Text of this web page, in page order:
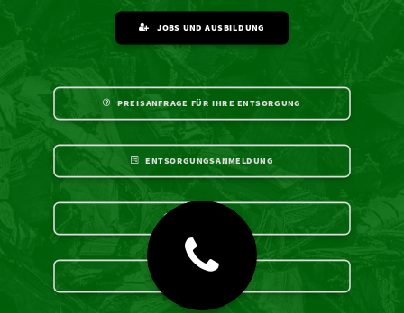
JOBS UND AUSBILDUNG
PREISANFRAGE FÜR IHRE ENTSORGUNG
ENTSORGUNGSANMELDUNG
ZERTIFIKATE